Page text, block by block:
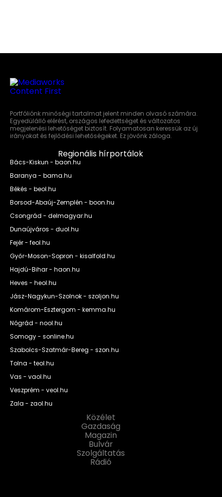
Portfóliónk minőségi tartalmat jelent minden olvasó számára.
Egyedülálló elérést, országos lefedettséget és változatos
megjelenési lehetőséget biztosít. Folyamatosan keressük az új
irányokat és fejlődési lehetőségeket. Ez jövőnk záloga.
Regionális hírportálok
Bács-Kiskun - baon.hu
Baranya - bama.hu
Békés - beol.hu
Borsod-Abaúj-Zemplén - boon.hu
Csongrád - delmagyar.hu
Dunaújváros - duol.hu
Fejér - feol.hu
Győr-Moson-Sopron - kisalfold.hu
Hajdú-Bihar - haon.hu
Heves - heol.hu
Jász-Nagykun-Szolnok - szoljon.hu
Komárom-Esztergom - kemma.hu
Nógrád - nool.hu
Somogy - sonline.hu
Szabolcs-Szatmár-Bereg - szon.hu
Tolna - teol.hu
Vas - vaol.hu
Veszprém - veol.hu
Zala - zaol.hu
Közélet
Gazdaság
Magazin
Bulvár
Szolgáltatás
Rádió